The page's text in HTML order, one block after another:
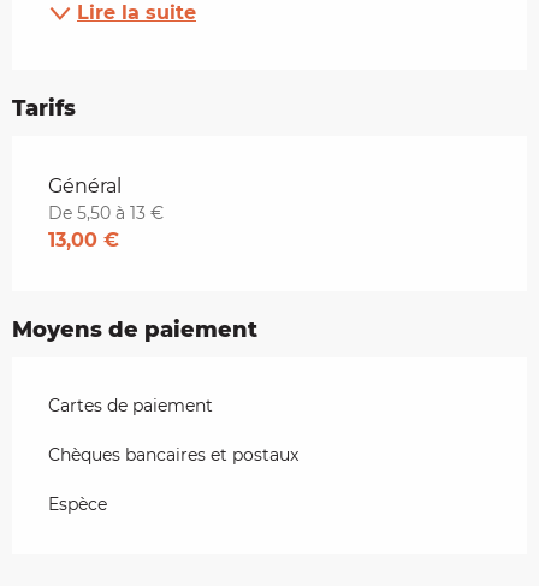
Lire la suite
Tarifs
Tarifs 2026
Général
De 5,50 à 13 €
13,00 €
Moyens de paiement
Cartes de paiement
Chèques bancaires et postaux
Espèce